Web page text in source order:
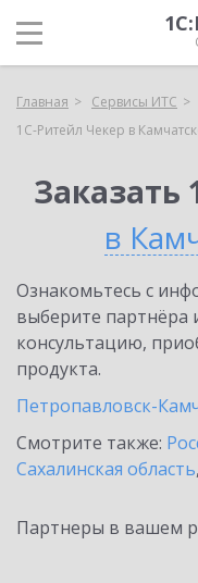
Главная Сервисы ИТС
1C-Ритейл Чекер в
Заказать
в
Ознакомьтесь с
выберите партнёра
консультацию,
продукта.
Петропавловск-
Смотрите также:
Сахалинская область,
Партнеры в вашем